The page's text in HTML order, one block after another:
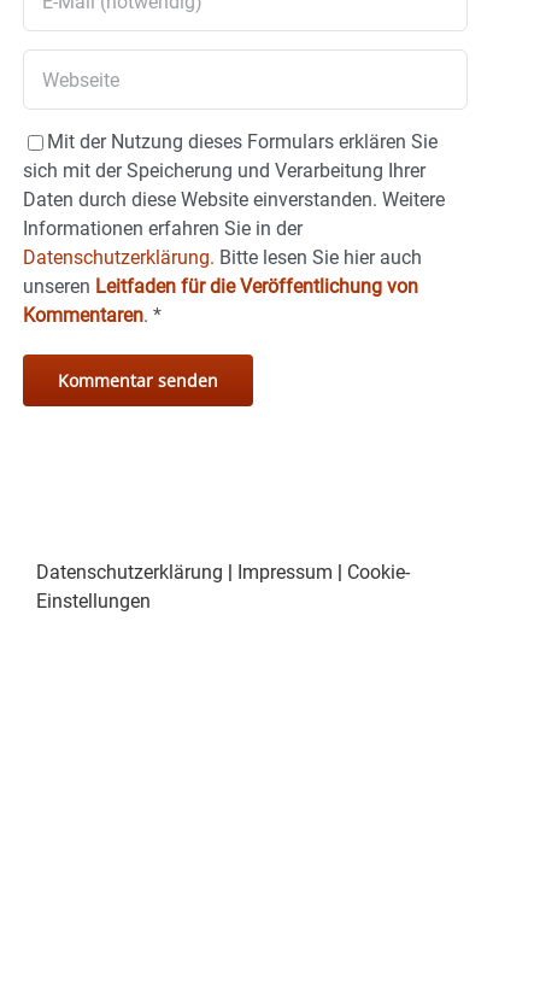
Mit der Nutzung dieses Formulars erklären Sie
sich mit der Speicherung und Verarbeitung Ihrer
Daten durch diese Website einverstanden. Weitere
Informationen erfahren Sie in der
Datenschutzerklärung. Bitte lesen Sie hier auch
unseren Leitfaden für die Veröffentlichung von
Kommentaren. *
Datenschutzerklärung | Impressum | Cookie-
Einstellungen